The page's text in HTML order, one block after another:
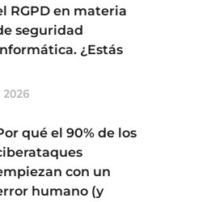
RGPD en materia
seguridad
¿Estás
2026
qué el 90% de los
con un
humano (y